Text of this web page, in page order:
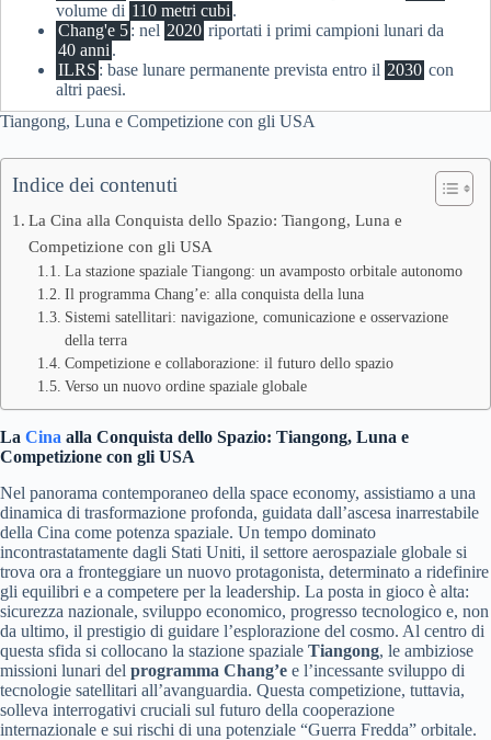
volume di 110 metri cubi .
Chang'e 5: nel 2020 riportati i primi campioni lunari da
40 anni .
ILRS : base lunare permanente prevista entro il 2030 con
altri paesi.
Tiangong, Luna e Competizione con gli USA
Indice dei contenuti
La Cina alla Conquista dello Spazio: Tiangong, Luna e
Competizione con gli USA
La stazione spaziale Tiangong: un avamposto orbitale autonomo
Il programma Chang’e: alla conquista della luna
Sistemi satellitari: navigazione, comunicazione e osservazione
della terra
Competizione e collaborazione: il futuro dello spazio
Verso un nuovo ordine spaziale globale
La Cina alla Conquista dello Spazio: Tiangong, Luna e
Competizione con gli USA
Nel panorama contemporaneo della space economy, assistiamo a una
dinamica di trasformazione profonda, guidata dall’ascesa inarrestabile
della Cina come potenza spaziale. Un tempo dominato
incontrastatamente dagli Stati Uniti, il settore aerospaziale globale si
trova ora a fronteggiare un nuovo protagonista, determinato a ridefinire
gli equilibri e a competere per la leadership. La posta in gioco è alta:
sicurezza nazionale, sviluppo economico, progresso tecnologico e, non
da ultimo, il prestigio di guidare l’esplorazione del cosmo. Al centro di
questa sfida si collocano la stazione spaziale Tiangong, le ambiziose
missioni lunari del programma Chang’e e l’incessante sviluppo di
tecnologie satellitari all’avanguardia. Questa competizione, tuttavia,
solleva interrogativi cruciali sul futuro della cooperazione
internazionale e sui rischi di una potenziale “Guerra Fredda” orbitale.